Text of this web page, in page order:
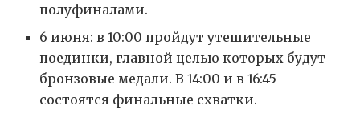
полуфиналами.
6 июня: в 10:00 пройдут утешительные
поединки, главной целью которых будут
бронзовые медали. В 14:00 и в 16:45
состоятся финальные схватки.